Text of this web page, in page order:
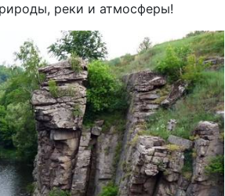
реки и атмосферы!